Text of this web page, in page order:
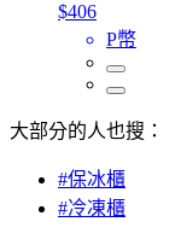
$406
P幣
大部分的人也搜：
#保冰櫃
#冷凍櫃